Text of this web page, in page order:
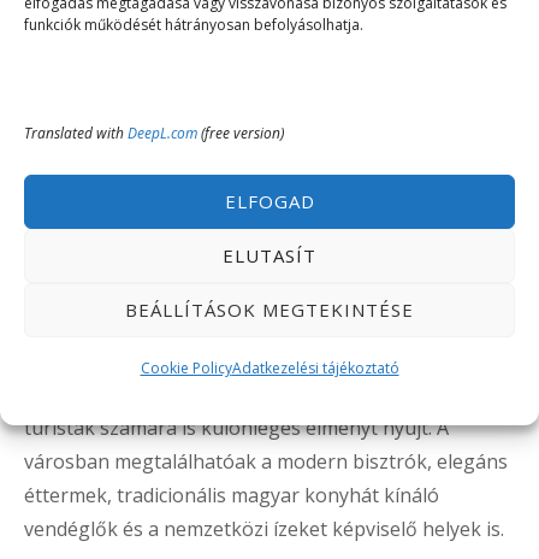
funkciók működését hátrányosan befolyásolhatja.
Translated withDeepL.com(free version)
ELFOGAD
ELUTASÍT
BEÁLLÍTÁSOK MEGTEKINTÉSE
Cookie PolicyAdatkezelési tájékoztató
otthonos környezettel és bőséges olaszos ételekkel
szeretnél egy jót enni a városban mindenféle felhajtás
nélkül.
Összegzés
hatalmas fejlődésen ment keresztül, így ma már a
turisták számára is különleges élményt nyújt. A
városban megtalálhatóak a modern bisztrók, elegáns
éttermek, tradicionális magyar konyhát kínáló
vendéglők és a nemzetközi ízeket képviselő helyek is.